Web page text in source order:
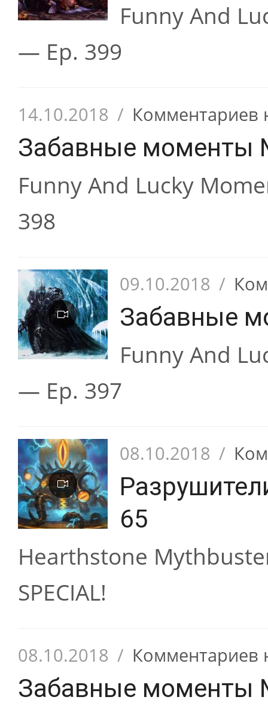
Funny And
— Ep. 399
14.10.2018 / Комментариев
Забавные моменты
Funny And Lucky
398
09.10.2018 /
Забавные
Funny And
— Ep. 397
08.10.2018 /
65
Hearthstone
SPECIAL!
08.10.2018 / Комментариев
Забавные моменты